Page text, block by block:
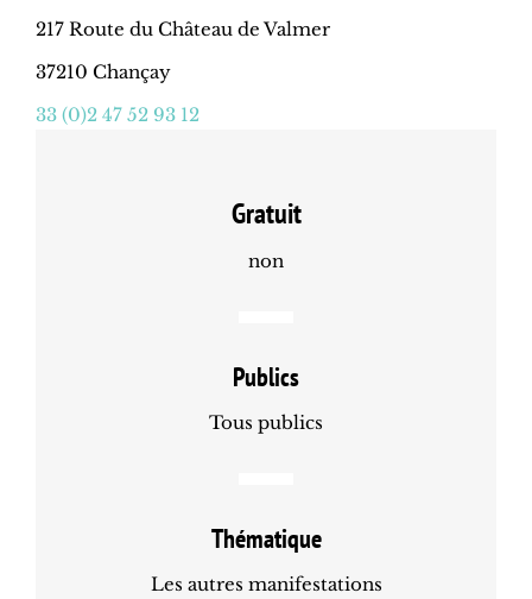
217 Route du Château de Valmer
37210 Chançay
33 (0)2 47 52 93 12
Gratuit
non
Publics
Tous publics
Thématique
Les autres manifestations